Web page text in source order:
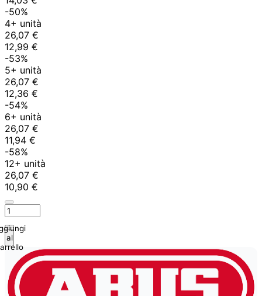
-50%
4+ unità
26,07 €
12,99 €
-53%
5+ unità
26,07 €
12,36 €
-54%
6+ unità
26,07 €
11,94 €
-58%
12+ unità
26,07 €
10,90 €
al